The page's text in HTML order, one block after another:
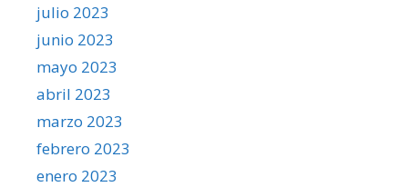
julio 2023
junio 2023
mayo 2023
abril 2023
marzo 2023
febrero 2023
enero 2023